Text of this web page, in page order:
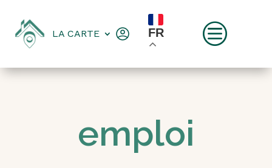
LA CARTE FR c
emploi